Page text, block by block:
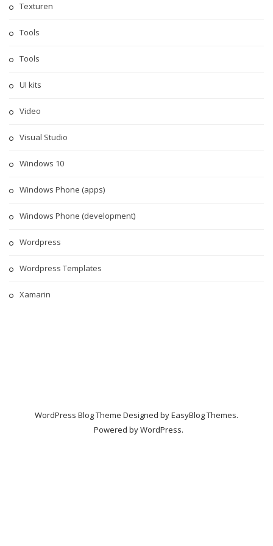
Texturen
Tools
Tools
UI kits
Video
Visual Studio
Windows 10
Windows Phone (apps)
Windows Phone (development)
Wordpress
Wordpress Templates
Xamarin
WordPress Blog Theme Designed byEasyBlog Themes.
Powered byWordPress.